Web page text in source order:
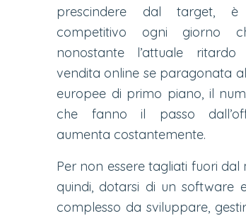
prescindere dal target,
competitivo ogni giorno
nonostante l’attuale
vendita online se paragonata
europee di primo piano, il
che fanno il passo
aumenta costantemente.
Per non essere tagliati fuori dal
quindi, dotarsi di un software
complesso da sviluppare,